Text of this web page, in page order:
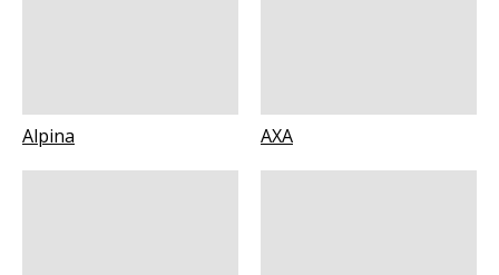
Alpina AXA